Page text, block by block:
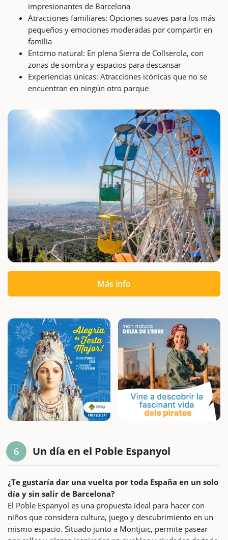
impresionantes de Barcelona
Atracciones familiares: Opciones suaves para los más
pequeños y emociones moderadas por compartir en
familia
Entorno natural: En plena Sierra de Collserola, con
zonas de sombra y espacios para descansar
Experiencias únicas: Atracciones icónicas que no se
encuentran en ningún otro parque
Más info
6 Un día en el Poble Espanyol
¿Te gustaría dar una vuelta por toda España en un solo
día y sin salir de Barcelona?
El Poble Espanyol es una propuesta ideal para hacer con
niños que considera cultura, juego y descubrimiento en un
mismo espacio. Situado junto a Montjuïc, permite pasear